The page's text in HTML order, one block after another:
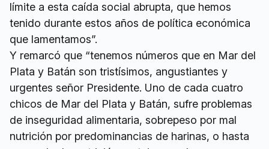
límite a esta caída social abrupta, que hemos
tenido durante estos años de política económica
que lamentamos”.
Y remarcó que “tenemos números que en Mar del
Plata y Batán son tristísimos, angustiantes y
urgentes señor Presidente. Uno de cada cuatro
chicos de Mar del Plata y Batán, sufre problemas
de inseguridad alimentaria, sobrepeso por mal
nutrición por predominancias de harinas, o hasta